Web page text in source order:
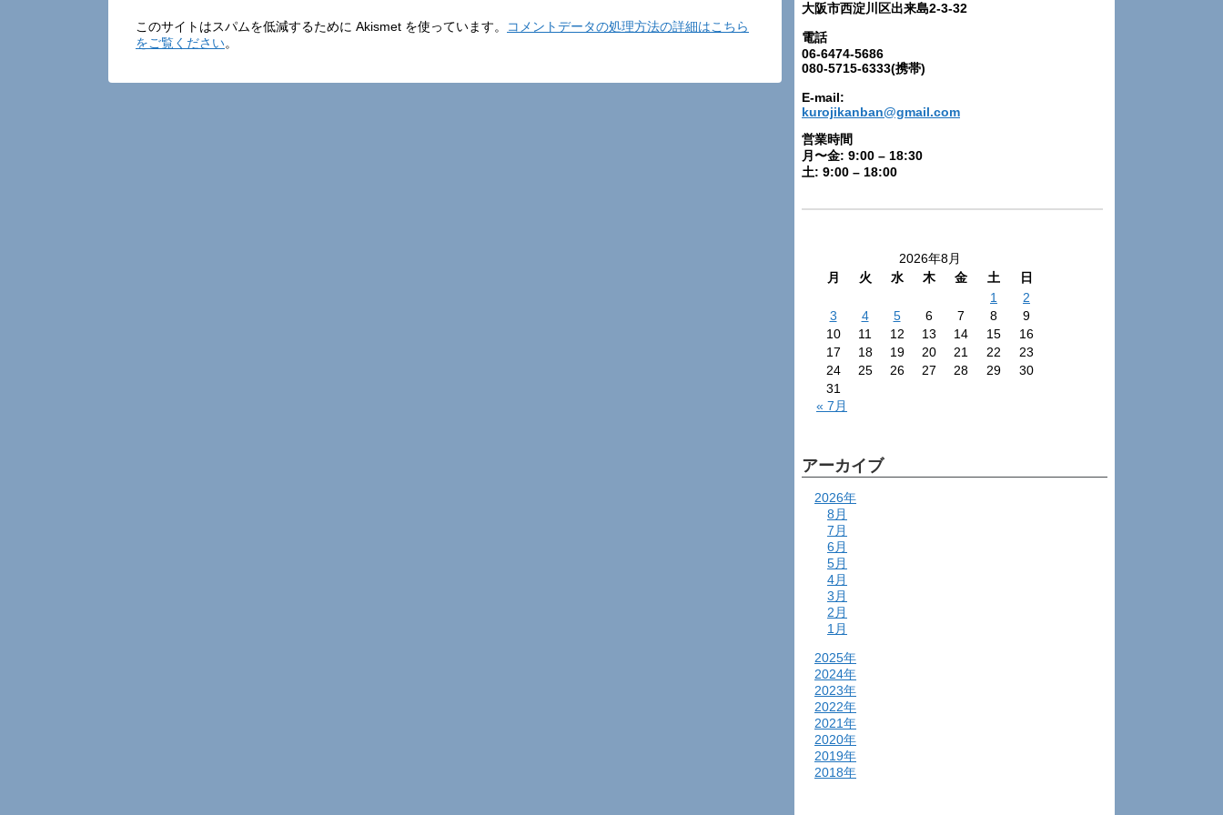
このサイトはスパムを低減するために Akismet を使っています。
コメントデータの処理方法の詳細はこちら
をご覧ください。
大阪市西淀川区出来島2-3-32
電話
06-6474-5686
080-5715-6333(携帯)
E-mail:
kurojikanban@gmail.com
営業時間
月〜金: 9:00 – 18:30
土: 9:00 – 18:00
2026年8月
月
火 水 木 金 土
日
1
2
3
4 5 6 7 8
9
10
11 12 13 14 15
16
17
18 19 20 21 22
23
24
25 26 27 28 29
30
31
« 7月
アーカイブ
2026年
8月
7月
6月
5月
4月
3月
2月
1月
2025年
2024年
2023年
2022年
2021年
2020年
2019年
2018年